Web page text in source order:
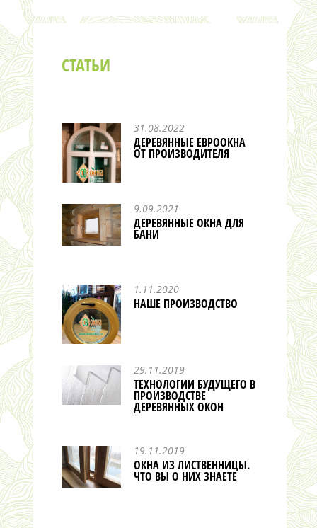
СТАТЬИ
31.08.2022
ДЕРЕВЯННЫЕ ЕВРООКНА
ОТ ПРОИЗВОДИТЕЛЯ
9.09.2021
ДЕРЕВЯННЫЕ ОКНА ДЛЯ
БАНИ
1.11.2020
НАШЕ ПРОИЗВОДСТВО
29.11.2019
ТЕХНОЛОГИИ БУДУЩЕГО В
ПРОИЗВОДСТВЕ
ДЕРЕВЯННЫХ ОКОН
19.11.2019
ОКНА ИЗ ЛИСТВЕННИЦЫ.
ЧТО ВЫ О НИХ ЗНАЕТЕ